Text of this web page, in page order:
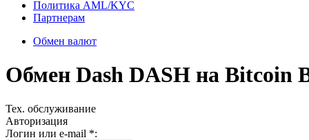
Политика AML/KYC
Партнерам
Обмен валют
Обмен Dash DASH на Bitcoin
Тех. обслуживание
Авторизация
Логин или e-mail *: